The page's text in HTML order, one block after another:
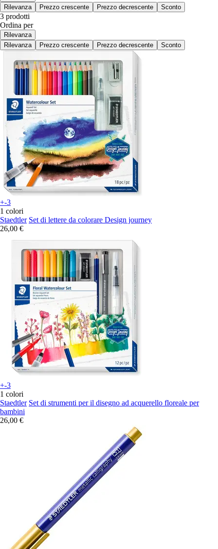
Rilevanza
Prezzo crescente Prezzo decrescente Sconto
3 prodotti
Ordina per
Rilevanza
Rilevanza
Prezzo crescente Prezzo decrescente Sconto
+-3
1 colori
Staedtler Set di lettere da colorare Design journey
26,00 €
+-3
1 colori
Staedtler Set di strumenti per il disegno ad acquerello floreale per
bambini
26,00 €